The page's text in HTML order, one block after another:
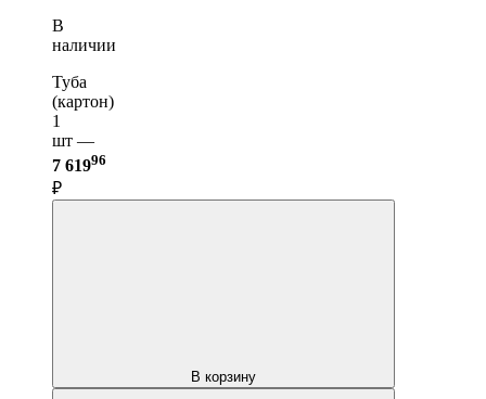
В
наличии
Туба
(картон)
1
шт —
7 61996
₽
В корзину